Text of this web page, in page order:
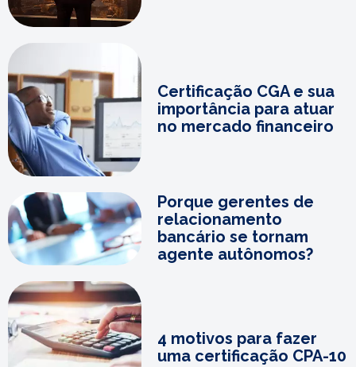
Certificação CGA e sua
importância para atuar
no mercado financeiro
Porque gerentes de
relacionamento
bancário se tornam
agente autônomos?
4 motivos para fazer
uma certificação CPA-10